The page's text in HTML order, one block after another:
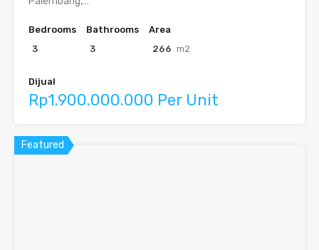
Bedrooms
3
Bathrooms
3
Area
266 m2
Dijual
Rp1.900.000.000 Per Unit
Featured